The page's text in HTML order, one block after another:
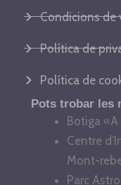
Condicions de
Política de
Política de
Pots trobar les
Botiga «A
Centre
Mont-
Parc